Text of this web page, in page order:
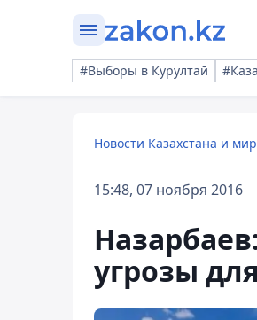
#Выборы в Курултай
Новости Казахстана и
15:48, 07 ноября 2016
угрозы